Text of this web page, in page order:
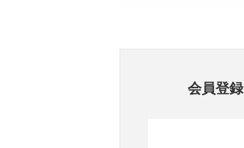
会員登録